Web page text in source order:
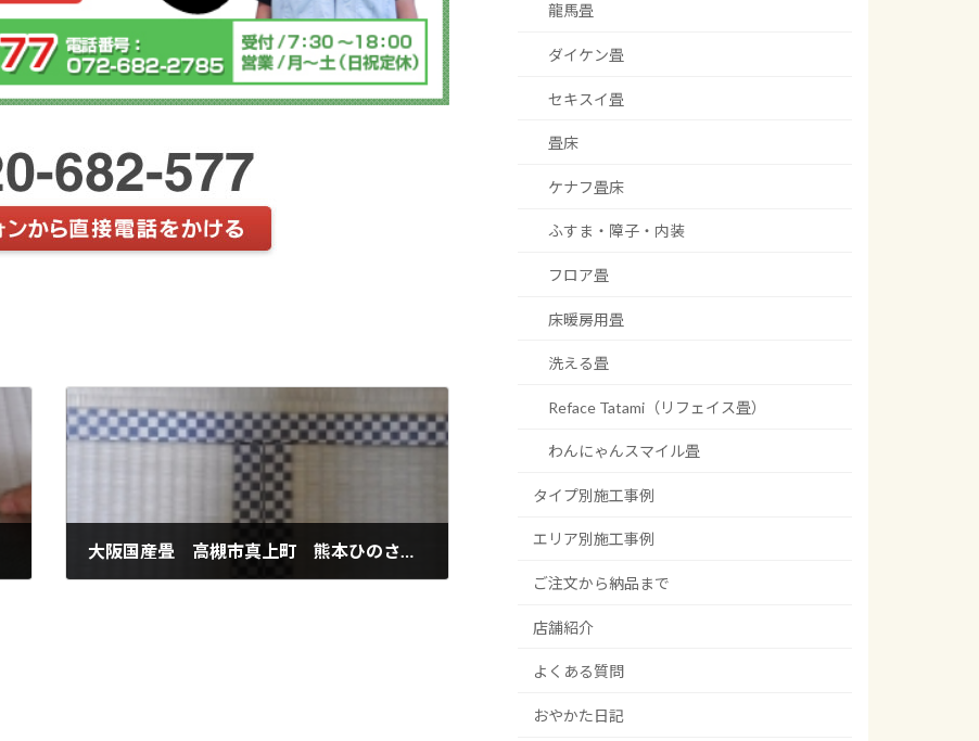
龍馬畳
ダイケン畳
セキスイ畳
畳床
ケナフ畳床
ふすま・障子・内装
フロア畳
床暖房用畳
洗える畳
Reface Tatami（リフェイス畳）
わんにゃんスマイル畳
タイプ別施工事例
エリア別施工事例
ご注文から納品まで
店舗紹介
よくある質問
おやかた日記